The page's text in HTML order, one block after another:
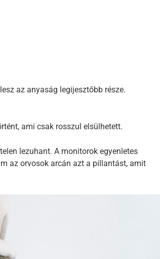
az anyaság legijesztőbb része.
ami csak rosszul elsülhetett.
lezuhant. A monitorok egyenletes
az orvosok arcán azt a pillantást, amit